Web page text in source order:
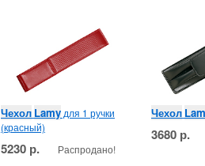
Чехол Lamy для 1 ручки
(красный)
5230 р. Распродано!
Чехол
3680 р.